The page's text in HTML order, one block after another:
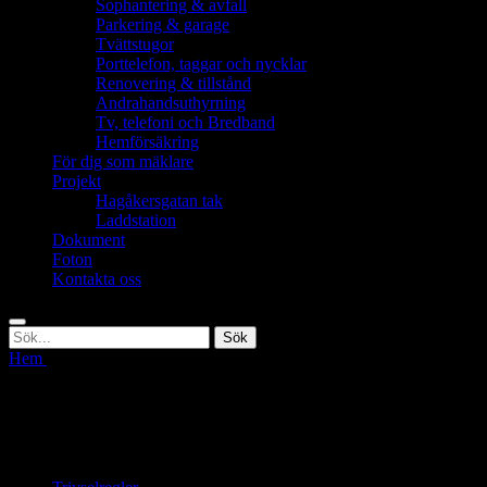
Sophantering & avfall
Parkering & garage
Tvättstugor
Porttelefon, taggar och nycklar
Renovering & tillstånd
Andrahandsuthyrning
Tv, telefoni och Bredband
Hemförsäkring
För dig som mäklare
Projekt
Hagåkersgatan tak
Laddstation
Dokument
Foton
Kontakta oss
Sök
Sök
efter:
Sök
Hem